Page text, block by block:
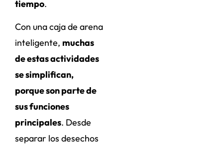
tiempo.
Con una caja de arena
inteligente, muchas
de estas actividades
se simplifican,
porque son parte de
sus funciones
principales. Desde
separar los desechos